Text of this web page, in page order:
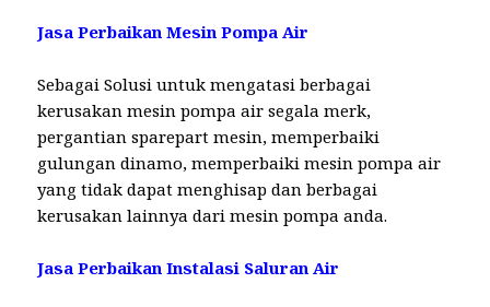
Jasa Perbaikan Mesin Pompa Air
Sebagai Solusi untuk mengatasi berbagai
kerusakan mesin pompa air segala merk,
pergantian sparepart mesin, memperbaiki
gulungan dinamo, memperbaiki mesin pompa air
yang tidak dapat menghisap dan berbagai
kerusakan lainnya dari mesin pompa anda.
Jasa Perbaikan Instalasi Saluran Air